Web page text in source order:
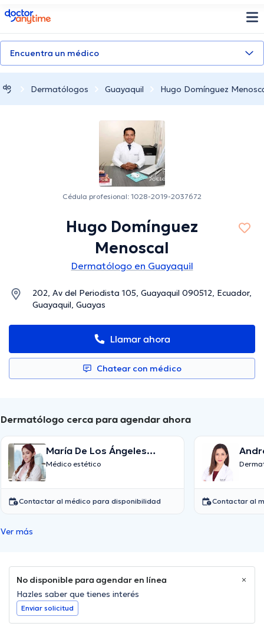
doctoranytime
Encuentra un médico
Dermatólogos Guayaquil Hugo Domínguez
Cédula profesional: 1028-2019-2037672
Hugo Domínguez
Menoscal
Dermatólogo en Guayaquil
202, Av del Periodista 105, Guayaquil 090512, Ecuador,
Guayaquil, Guayas
Llamar ahora
Chatear con médico
Dermatólogo cerca para agendar ahora
María De Los Ángeles
Caamones Villafuerte
Médico estético
Contactar al médico para disponibilidad Contactar al
Ver más
No disponible para agendar en línea
Hazles saber que tienes interés
Enviar solicitud